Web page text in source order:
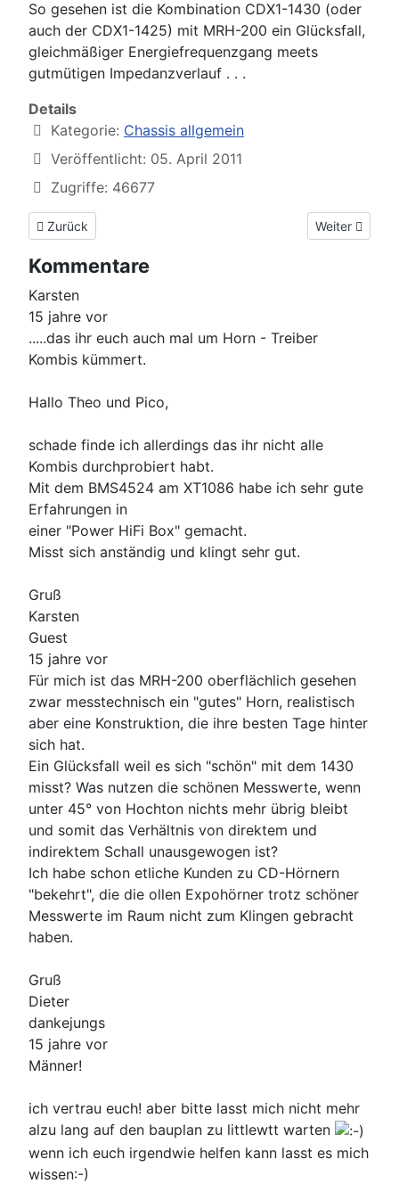
So gesehen ist die Kombination CDX1-1430 (oder
auch der CDX1-1425) mit MRH-200 ein Glücksfall,
gleichmäßiger Energiefrequenzgang meets
gutmütigen Impedanzverlauf . . .
Details
Kategorie: Chassis allgemein
Veröffentlicht: 05. April 2011
Zugriffe: 46677
Vorheriger Beitrag: TangBand TB75-1558SE, wie ein Ei dem
Zurück Nächster
Weiter
Kommentare
Karsten
15 jahre vor
.....das ihr euch auch mal um Horn - Treiber
Kombis kümmert.
Hallo Theo und Pico,
schade finde ich allerdings das ihr nicht alle
Kombis durchprobiert habt.
Mit dem BMS4524 am XT1086 habe ich sehr gute
Erfahrungen in
einer "Power HiFi Box" gemacht.
Misst sich anständig und klingt sehr gut.
Gruß
Karsten
Guest
15 jahre vor
Für mich ist das MRH-200 oberflächlich gesehen
zwar messtechnisch ein "gutes" Horn, realistisch
aber eine Konstruktion, die ihre besten Tage hinter
sich hat.
Ein Glücksfall weil es sich "schön" mit dem 1430
misst? Was nutzen die schönen Messwerte, wenn
unter 45° von Hochton nichts mehr übrig bleibt
und somit das Verhältnis von direktem und
indirektem Schall unausgewogen ist?
Ich habe schon etliche Kunden zu CD-Hörnern
"bekehrt", die die ollen Expohörner trotz schöner
Messwerte im Raum nicht zum Klingen gebracht
haben.
Gruß
Dieter
dankejungs
15 jahre vor
Männer!
ich vertrau euch! aber bitte lasst mich nicht mehr
alzu lang auf den bauplan zu littlewtt warten
wenn ich euch irgendwie helfen kann lasst es mich
wissen:-)